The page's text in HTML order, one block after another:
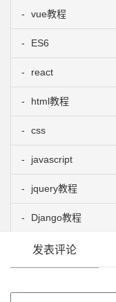
vue教程
ES6
react
html教程
css
javascript
jquery教程
Django教程
发表评论